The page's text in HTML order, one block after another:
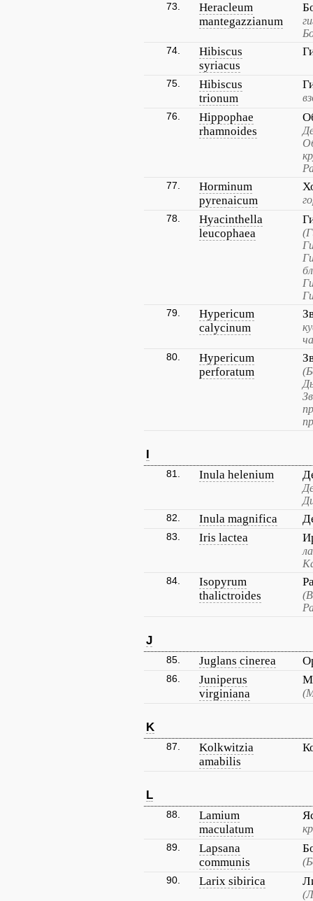
73.
Heracleum
mantegazzianum
74.
Hibiscus
syriacus
75.
Hibiscus
trionum
76.
Hippophae
rhamnoides
77.
Horminum
pyrenaicum
78.
Hyacinthella
leucophaea
79.
Hypericum
calycinum
80.
Hypericum
perforatum
I
81. Inula helenium
82. Inula magnifica
83. Iris lactea
84.
Isopyrum
thalictroides
J
85. Juglans cinerea
86.
Juniperus
virginiana
K
87.
Kolkwitzia
amabilis
L
88.
Lamium
maculatum
89.
Lapsana
communis
90. Larix sibirica